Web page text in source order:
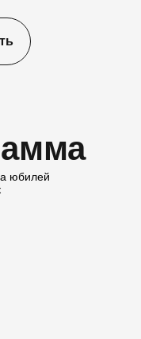
юбилей